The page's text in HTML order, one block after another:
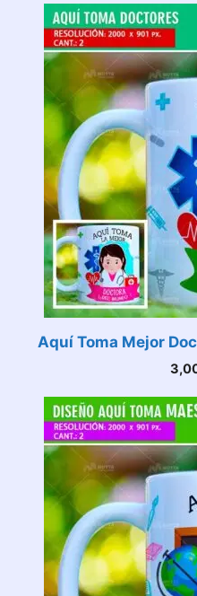
Aquí Toma Mejor